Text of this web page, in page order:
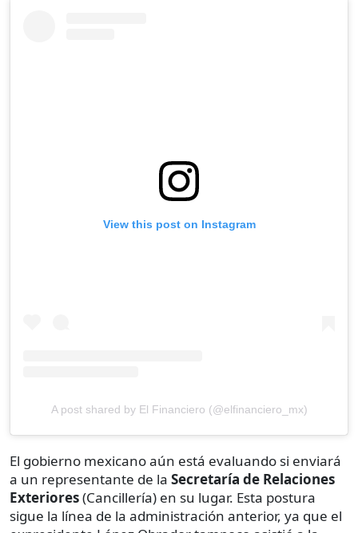
View this post on Instagram
A post shared by El Financiero (@elfinanciero_mx)
El gobierno mexicano aún está evaluando si enviará
a un representante de la Secretaría de Relaciones
Exteriores(Cancillería) en su lugar. Esta postura
sigue la línea de la administración anterior, ya que el